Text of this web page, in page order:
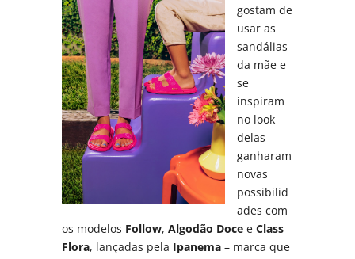
gostam de
usar as
sandálias
da mãe e
se
inspiram
no look
delas
ganharam
novas
possibilid
ades com
os modelos Follow,Algodão Doce eClass
Flora, lançadas pela Ipanema– marca que